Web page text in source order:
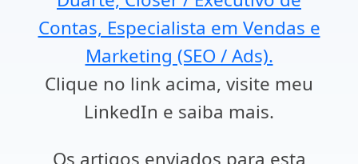
Contas, Especialista em Vendas e
Marketing (SEO / Ads).
Clique no link acima, visite meu
LinkedIn e saiba mais.
Os artigos enviados para esta